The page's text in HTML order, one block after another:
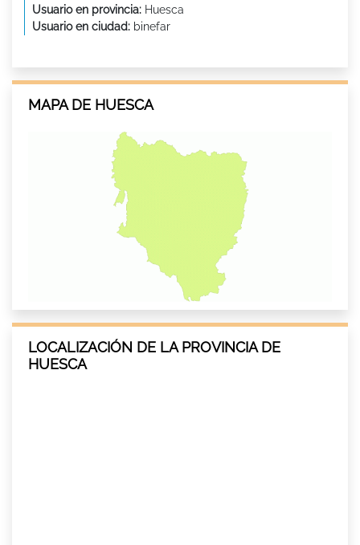
Usuario en provincia: Huesca
Usuario en ciudad: binefar
MAPA DE HUESCA
LOCALIZACIÓN DE LA PROVINCIA DE
HUESCA